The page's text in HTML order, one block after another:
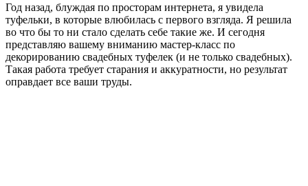
Год назад, блуждая по просторам интернета, я увидела
туфельки, в которые влюбилась с первого взгляда. Я решила
во что бы то ни стало сделать себе такие же. И сегодня
представляю вашему вниманию мастер-класс по
декорированию свадебных туфелек (и не только свадебных).
Такая работа требует старания и аккуратности, но результат
оправдает все ваши труды.